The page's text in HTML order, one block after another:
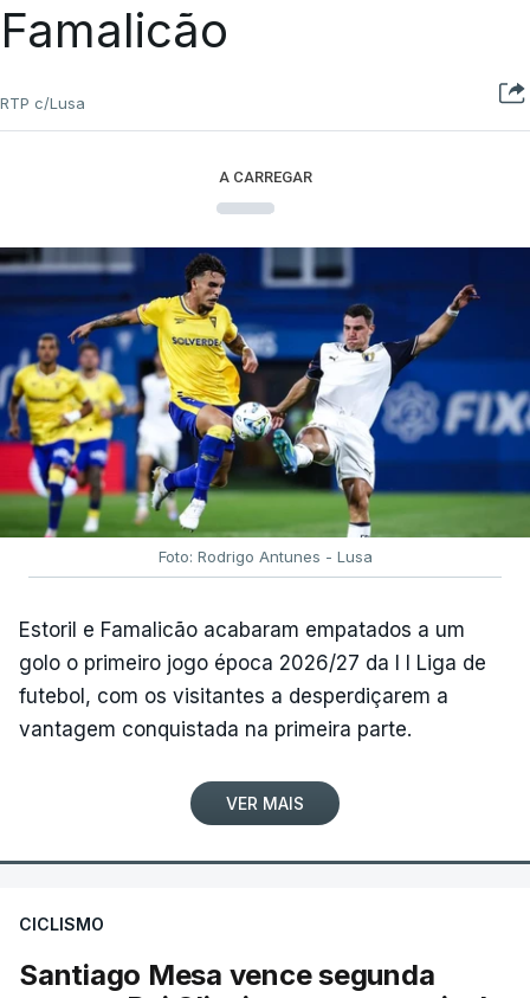
Famalicão
RTP c/Lusa
A CARREGAR
Foto: Rodrigo Antunes - Lusa
Estoril e Famalicão acabaram empatados a um
golo o primeiro jogo época 2026/27 da I I Liga de
futebol, com os visitantes a desperdiçarem a
vantagem conquistada na primeira parte.
VER MAIS
CICLISMO
Santiago Mesa vence segunda